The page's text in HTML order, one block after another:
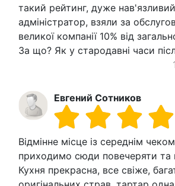
такий рейтинг, дуже нав'язливий
адміністратор, взяли за
великої компанії 10% від
За що? Як у стародавні часи
Евгений Сотников
Відмінне місце із середнім
приходимо сюди повечеряти та
Кухня прекрасна, все свіже,